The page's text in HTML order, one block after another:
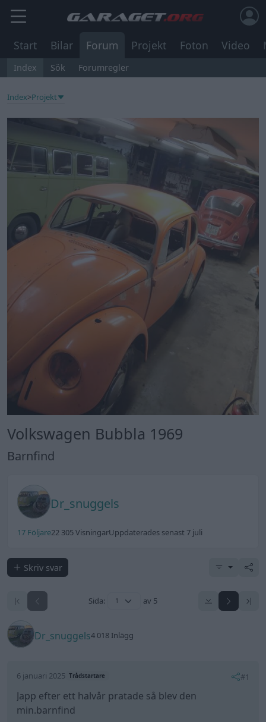
Start Bilar Forum Projekt Foton Video
Index Sök Forumregler
Index>Projekt
Volkswagen Bubbla 1969
Barnfind
Dr_snuggels
17 Följare22 305 VisningarUppdaterades senast 7 juli
Skriv svar
Sida: av 5
Dr_snuggels4 018 Inlägg
6 januari 2025 Trådstartare #1
Japp efter ett halvår pratade så blev den
min.barnfind